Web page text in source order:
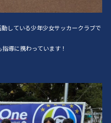
している少年少女サッカークラブで
導に携わっています！